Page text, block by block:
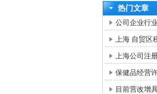
热门文章
公司企业行
上海 自贸区
上海公司注
保健品经营
目前营改增